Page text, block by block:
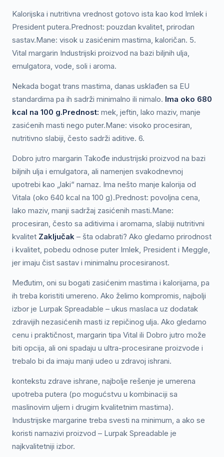
Kalorijska i nutritivna vrednost gotovo ista kao kod Imlek i
President putera.Prednost: pouzdan kvalitet, prirodan
sastav.Mane: visok u zasićenim mastima, kaloričan. 5.
Vital margarin Industrijski proizvod na bazi biljnih ulja,
emulgatora, vode, soli i aroma.
Nekada bogat trans mastima, danas usklađen sa EU
standardima pa ih sadrži minimalno ili nimalo. Ima oko 680
kcal na 100 g.Prednost: mek, jeftin, lako maziv, manje
zasićenih masti nego puter.Mane: visoko procesiran,
nutritivno slabiji, često sadrži aditive. 6.
Dobro jutro margarin Takođe industrijski proizvod na bazi
biljnih ulja i emulgatora, ali namenjen svakodnevnoj
upotrebi kao „laki“ namaz. Ima nešto manje kalorija od
Vitala (oko 640 kcal na 100 g).Prednost: povoljna cena,
lako maziv, manji sadržaj zasićenih masti.Mane:
procesiran, često sa aditivima i aromama, slabiji nutritivni
kvalitet Zaključak – šta odabrati? Ako gledamo prirodnost
i kvalitet, pobedu odnose puter Imlek, President i Meggle,
jer imaju čist sastav i minimalnu procesiranost.
Međutim, oni su bogati zasićenim mastima i kalorijama, pa
ih treba koristiti umereno. Ako želimo kompromis, najbolji
izbor je Lurpak Spreadable – ukus maslaca uz dodatak
zdravijih nezasićenih masti iz repičinog ulja. Ako gledamo
cenu i praktičnost, margarin tipa Vital ili Dobro jutro može
biti opcija, ali oni spadaju u ultra-procesirane proizvode i
trebalo bi da imaju manji udeo u zdravoj ishrani.
kontekstu zdrave ishrane, najbolje rešenje je umerena
upotreba putera (po mogućstvu u kombinaciji sa
maslinovim uljem i drugim kvalitetnim mastima).
Industrijske margarine treba svesti na minimum, a ako se
koristi namazivi proizvod – Lurpak Spreadable je
najkvalitetniji izbor.